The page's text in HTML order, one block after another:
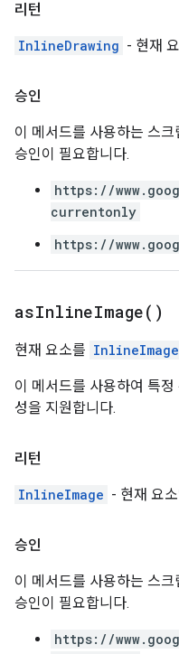
리턴
InlineDrawing - 현재
승인
이 메서드를 사용하는 스크
승인이 필요합니다.
https://
currentonly
https://
asInlineImage( )
현재 요소를 InlineImage
이 메서드를 사용하여 특
성을 지원합니다.
리턴
InlineImage - 현재 요
승인
이 메서드를 사용하는 스크
승인이 필요합니다.
https://